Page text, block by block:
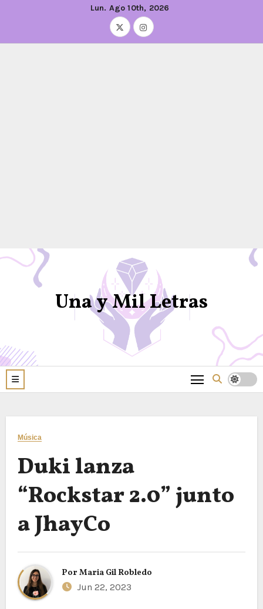
Lun. Ago 10th, 2026
Una y Mil Letras
Música
Duki lanza
“Rockstar 2.0” junto
a JhayCo
Por Maria Gil Robledo
Jun 22, 2023